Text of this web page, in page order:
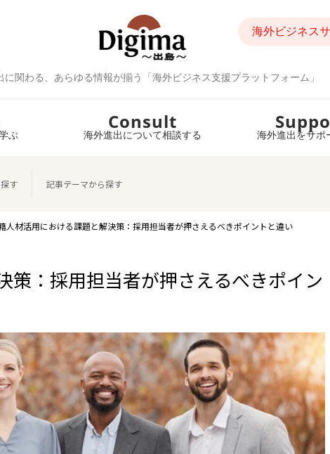
に関わる、あらゆる情報が揃う「海外ビジネス支援プラットフォーム」
海外ビジネス
ぶ
Consult
海外進出について相談する 海外進出をサポ
す 記事テーマから探す
人材活用における課題と解決策：採用担当者が押さえるべきポイントと違い
策：採用担当者が押さえるべきポイン